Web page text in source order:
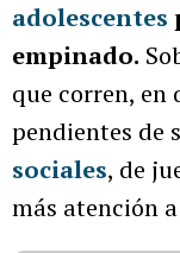
adolescentes
empinado.
que corren, en
pendientes de
sociales, de
más atención